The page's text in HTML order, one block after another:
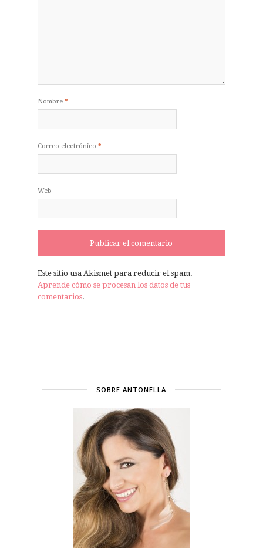
Nombre *
Correo electrónico *
Web
Este sitio usa Akismet para reducir el spam.
Aprende cómo se procesan los datos de tus
comentarios.
SOBRE ANTONELLA